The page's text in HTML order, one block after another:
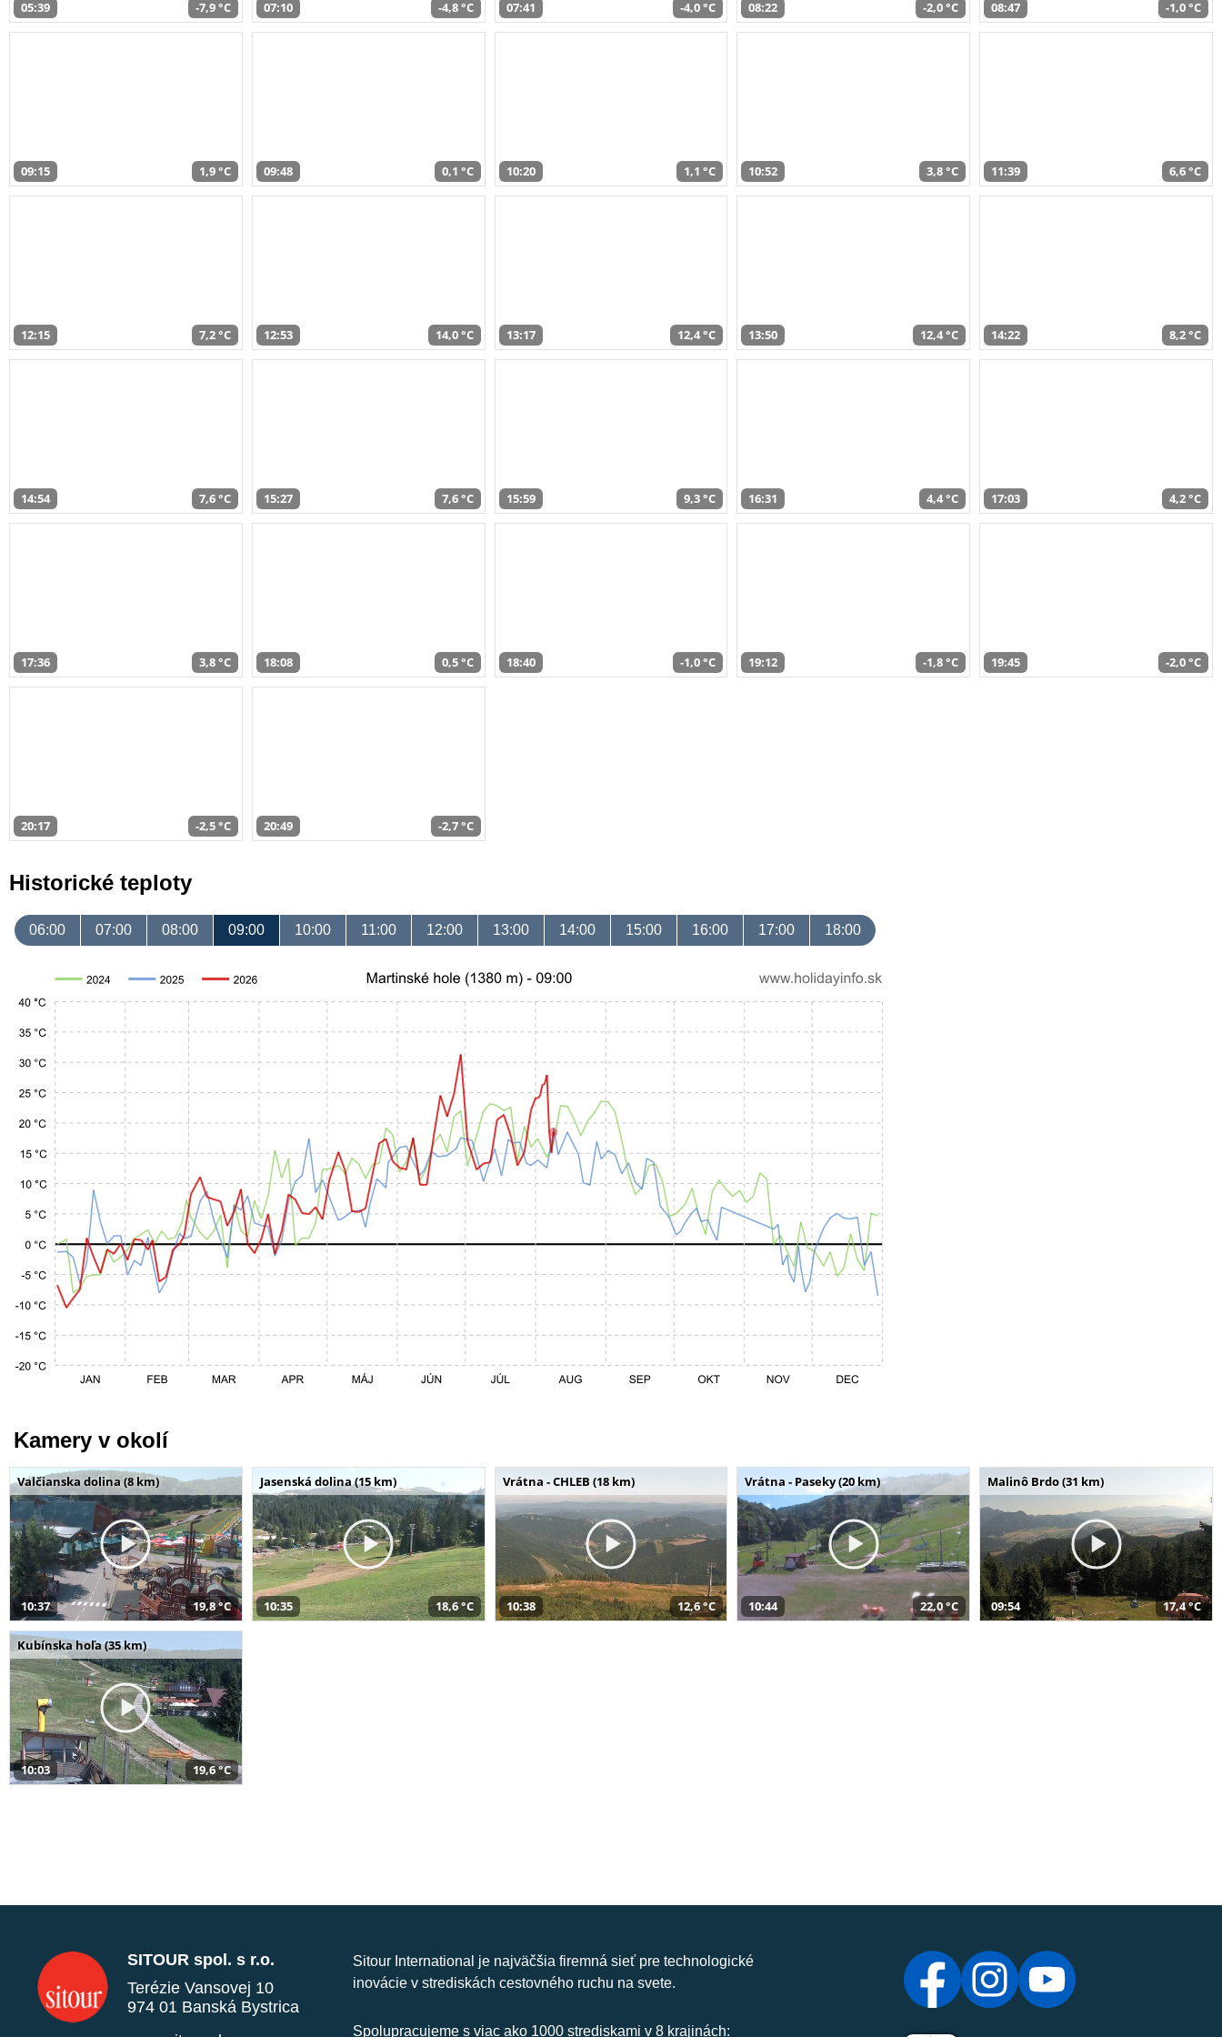
05:39 -7,9 °C 07:10 -4,8 °C 07:41 -4,0 °C 08:22 -2,0 °C 08:47 -1,0 °C
09:15 1,9 °C 09:48 0,1 °C 10:20 1,1 °C 10:52 3,8 °C 11:39 6,6 °C
12:15 7,2 °C 12:53 14,0 °C 13:17 12,4 °C 13:50 12,4 °C 14:22 8,2 °C
14:54 7,6 °C 15:27 7,6 °C 15:59 9,3 °C 16:31 4,4 °C 17:03 4,2 °C
17:36 3,8 °C 18:08 0,5 °C 18:40 -1,0 °C 19:12 -1,8 °C 19:45 -2,0 °C
20:17 -2,5 °C 20:49 -2,7 °C
Historické teploty
06:00 07:00 08:00 09:00 10:00 11:00 12:00 13:00 14:00 15:00 16:00 17:00 18:00
Kamery v okolí
Valčianska dolina (8 km)
10:37 19,8 °C
Jasenská dolina (15 km)
10:35 18,6 °C
Vrátna - CHLEB (18 km)
10:38 12,6 °C
Vrátna - Paseky (20 km)
10:44 22,0 °C
Malinô Brdo (31 km)
09:54 17,4 °C
Kubínska hoľa (35 km)
10:03 19,6 °C
SITOUR spol. s r.o.
Terézie Vansovej 10
974 01 Banská Bystrica
Sitour International je najväčšia firemná sieť pre technologické
inovácie v strediskách cestovného ruchu na svete.
Spolupracujeme s viac ako 1000 strediskami v 8 krajinách: